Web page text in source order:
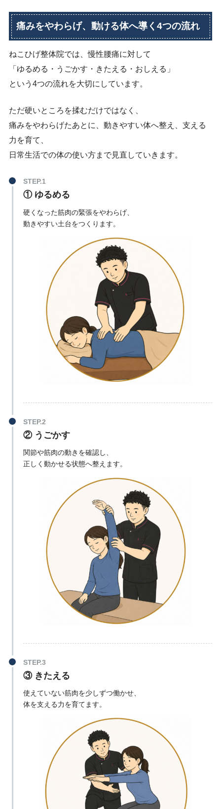
痛みをやわらげ、動ける体へ導く4つの流れ
ねこひげ整体院では、慢性腰痛に対して
「ゆるめる・うごかす・きたえる・おしえる」
という4つの流れを大切にしています。
ただ硬いところを揉むだけではなく、
痛みをやわらげたあとに、動きやすい体へ整え、支える
力を育て、
日常生活での体の使い方まで見直していきます。
① ゆるめる
硬くなった筋肉の緊張をやわらげ、
動きやすい土台をつくります。
② うごかす
関節や筋肉の動きを確認し、
正しく動かせる状態へ整えます。
③ きたえる
使えていない筋肉を少しずつ働かせ、
体を支える力を育てます。